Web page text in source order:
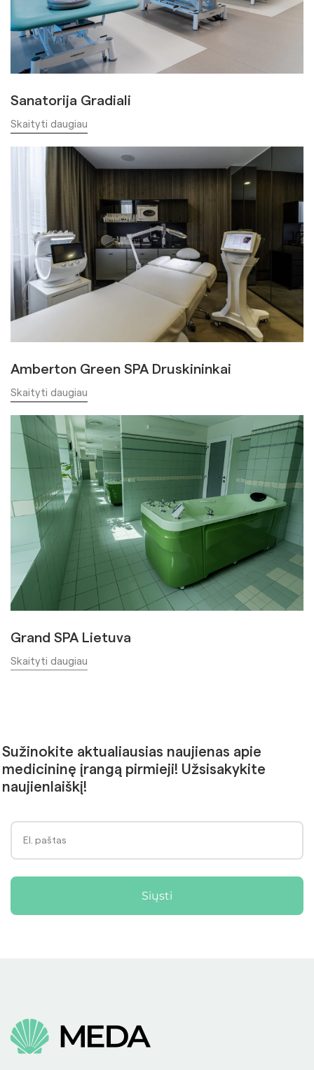
Sanatorija Gradiali
Skaityti daugiau
Amberton Green SPA Druskininkai
Skaityti daugiau
Grand SPA Lietuva
Skaityti daugiau
Sužinokite aktualiausias naujienas apie
medicininę įrangą pirmieji! Užsisakykite
naujienlaiškį!
Siųsti